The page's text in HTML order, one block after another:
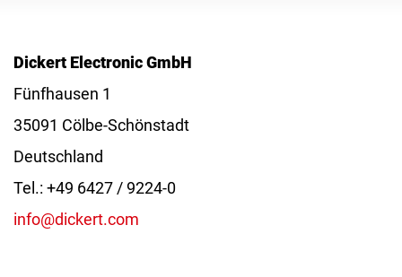
Dickert Electronic GmbH
Fünfhausen 1
35091 Cölbe-Schönstadt
Deutschland
Tel.: +49 6427 / 9224-0
info@dickert.com